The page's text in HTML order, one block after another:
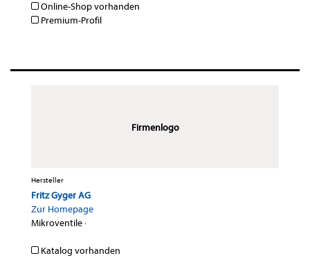
Online-Shop vorhanden
Premium-Profil
Firmenlogo
Hersteller
Fritz Gyger AG
Zur Homepage
Mikroventile·
Katalog vorhanden